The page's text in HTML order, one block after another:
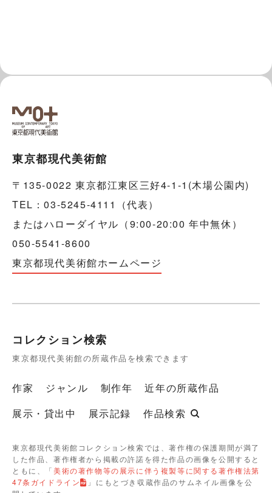
東京都現代美術館
〒135-0022 東京都江東区三好4-1-1(木場公園内)
TEL：03-5245-4111（代表）
またはハローダイヤル（9:00-20:00 年中無休）
050-5541-8600
東京都現代美術館ホームページ
コレクション検索
東京都現代美術館の所蔵作品を検索できます
作家 ジャンル 制作年
近年の所蔵作品
展示・貸出中
展示記録 作品検索
東京都現代美術館コレクション検索では、著作権の保護期間が満了
した作品、著作権者から掲載の許諾を得た作品の画像を公開すると
ともに、「美術の著作物等の展示に伴う複製等に関する著作権法第
47条ガイドライン
」にもとづき収蔵作品のサムネイル画像を公